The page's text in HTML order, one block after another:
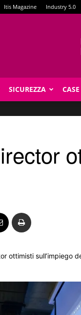
Itis Magazine Industry 5.0
SICUREZZA
ottimisti sull’impiego